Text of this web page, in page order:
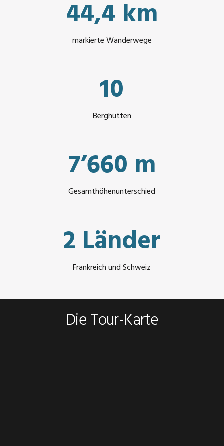
44,4 km
markierte Wanderwege
10
Berghütten
7’660 m
Gesamthöhenunterschied
2 Länder
Frankreich und Schweiz
Die Tour-Karte